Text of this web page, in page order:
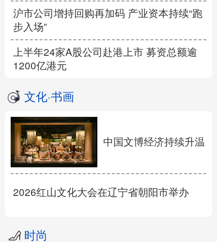
沪市公司增持回购再加码 产业资本持续“跑
步入场”
上半年24家A股公司赴港上市 募资总额逾
1200亿港元
文化·书画
中国文博经济持续升温
2026红山文化大会在辽宁省朝阳市举办
时尚